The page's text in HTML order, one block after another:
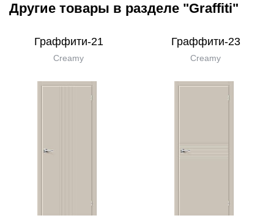
Другие товары в разделе "Graffiti"
Граффити-21
Creamy
Граффити-23
Creamy